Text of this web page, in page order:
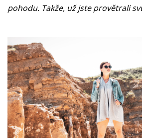
pohodu. Takže, už jste provětrali